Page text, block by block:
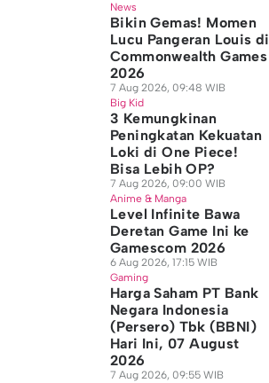
News
Bikin Gemas! Momen
Lucu Pangeran Louis di
Commonwealth Games
2026
7 Aug 2026, 09:48 WIB
Big Kid
3 Kemungkinan
Peningkatan Kekuatan
Loki di One Piece!
Bisa Lebih OP?
7 Aug 2026, 09:00 WIB
Anime & Manga
Level Infinite Bawa
Deretan Game Ini ke
Gamescom 2026
6 Aug 2026, 17:15 WIB
Gaming
Harga Saham PT Bank
Negara Indonesia
(Persero) Tbk (BBNI)
Hari Ini, 07 August
2026
7 Aug 2026, 09:55 WIB